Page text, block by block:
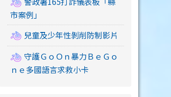
市案例」
兒童及少年性剝削防制影片
守護ＧｏＯｎ暴力ＢｅＧｏ
ｎｅ多國語言求救小卡